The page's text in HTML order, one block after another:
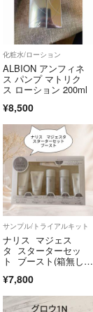
化粧水/ローション
ALBION アンフィネ
ス パンプ マトリク
ス ローション 200ml
¥8,500
サンプル/トライアルキット
ナリス マジェス
タ スターターセッ
ト ブースト(箱無し発
¥7,800